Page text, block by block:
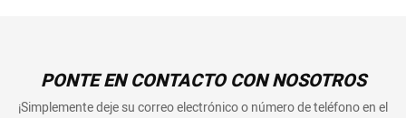
PONTE EN CONTACTO CON NOSOTROS
¡Simplemente deje su correo electrónico o número de teléfono en el